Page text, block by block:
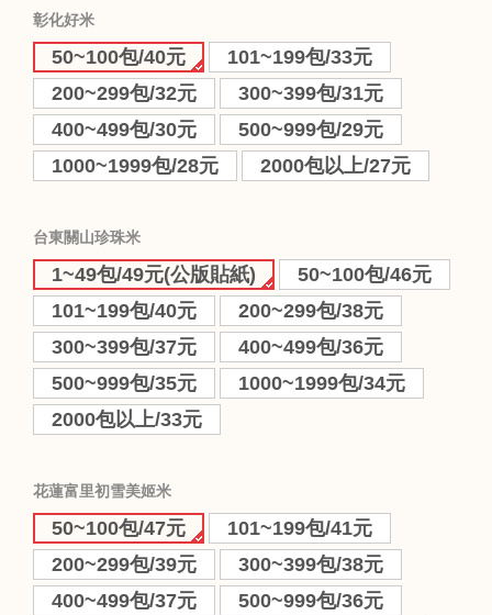
彰化好米
50~100包/40元
101~199包/33元
200~299包/32元
300~399包/31元
400~499包/30元
500~999包/29元
1000~1999包/28元
2000包以上/27元
台東關山珍珠米
1~49包/49元(公版貼紙)
50~100包/46元
101~199包/40元
200~299包/38元
300~399包/37元
400~499包/36元
500~999包/35元
1000~1999包/34元
2000包以上/33元
花蓮富里初雪美姬米
50~100包/47元
101~199包/41元
200~299包/39元
300~399包/38元
400~499包/37元
500~999包/36元